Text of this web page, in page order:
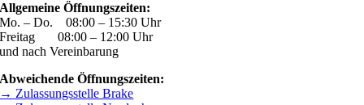
Allgemeine Öffnungszeiten:
Mo. – Do. 08:00 – 15:30 Uhr
Freitag 08:00 – 12:00 Uhr
und nach Vereinbarung
Abweichende Öffnungszeiten:
→ Zulassungsstelle Brake